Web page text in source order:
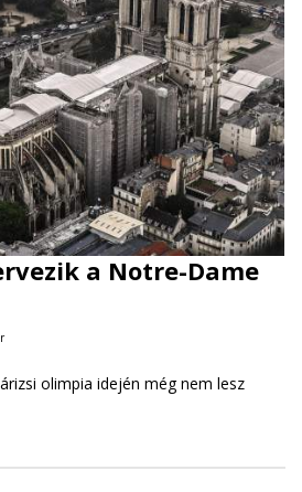
a Notre-Dame
olimpia idején még nem lesz